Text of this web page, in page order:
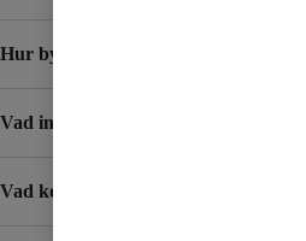
Hur byter jag mobilabonnemang?
Vad ingår i abonnemangen?
Vad kostar det att ta emot SMS/